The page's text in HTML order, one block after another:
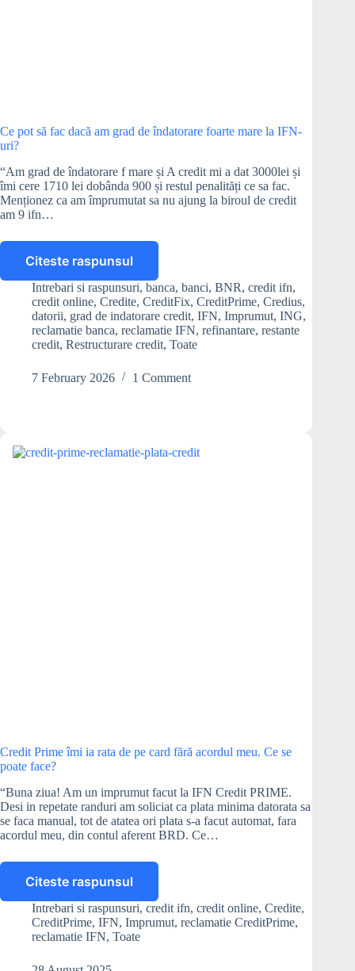
Ce pot să fac dacă am grad de îndatorare foarte mare la IFN-
uri?
“Am grad de îndatorare f mare și A credit mi a dat 3000lei și
îmi cere 1710 lei dobânda 900 și restul penalități ce sa fac.
Menționez ca am împrumutat sa nu ajung la biroul de credit
am 9 ifn…
Citeste raspunsul
Ce
pot
să
fac
dacă
am
de
IFN-
Intrebari si raspunsuri, banca, banci, BNR, credit ifn,
credit online, Credite, CreditFix, CreditPrime, Credius,
datorii, grad de indatorare credit, IFN, Imprumut, ING,
reclamatie banca, reclamatie IFN, refinantare, restante
credit, Restructurare credit, Toate
7 February 2026 1 Comment
Credit Prime îmi ia rata de pe card fără acordul meu. Ce se
poate face?
“Buna ziua! Am un imprumut facut la IFN Credit PRIME.
Desi in repetate randuri am soliciat ca plata minima datorata sa
se faca manual, tot de atatea ori plata s-a facut automat, fara
acordul meu, din contul aferent BRD. Ce…
Citeste raspunsul
Credit
Prime
îmi
ia
de
Intrebari si raspunsuri, credit ifn, credit online, Credite,
CreditPrime, IFN, Imprumut, reclamatie CreditPrime,
reclamatie IFN, Toate